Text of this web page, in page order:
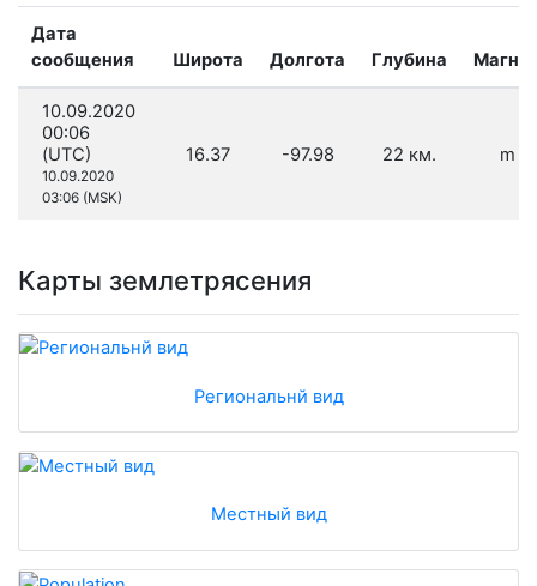
Дата
сообщения
Широта Долгота Глубина
10.09.2020
00:06
(UTC)
10.09.2020
03:06 (MSK)
16.37 -97.98 22 км. m
Карты землетрясения
Региональнй вид
Местный вид